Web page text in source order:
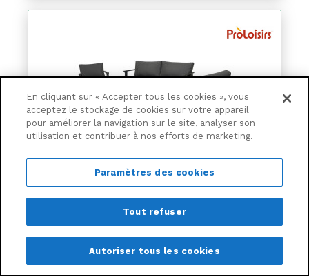
sunbrella - graphite (set complet)
2,059€99
En cliquant sur « Accepter tous les cookies », vous
acceptez le stockage de cookies sur votre appareil
pour améliorer la navigation sur le site, analyser son
utilisation et contribuer à nos efforts de marketing.
Paramètres des cookies
Tout refuser
Autoriser tous les cookies